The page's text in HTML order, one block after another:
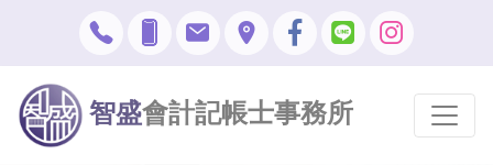
智盛會計記帳士事務所